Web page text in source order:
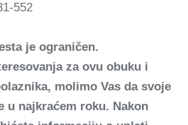
552
je ograničen.
za ovu obuku i
molimo Vas da svoje
u najkraćem roku. Nakon